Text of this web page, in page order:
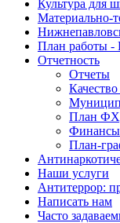
Культура для
Материально-
План работы -
Отчетность
Отчеты
План
Финансы
План-
Наши услуги
Антитеррор:
Написать нам
Часто